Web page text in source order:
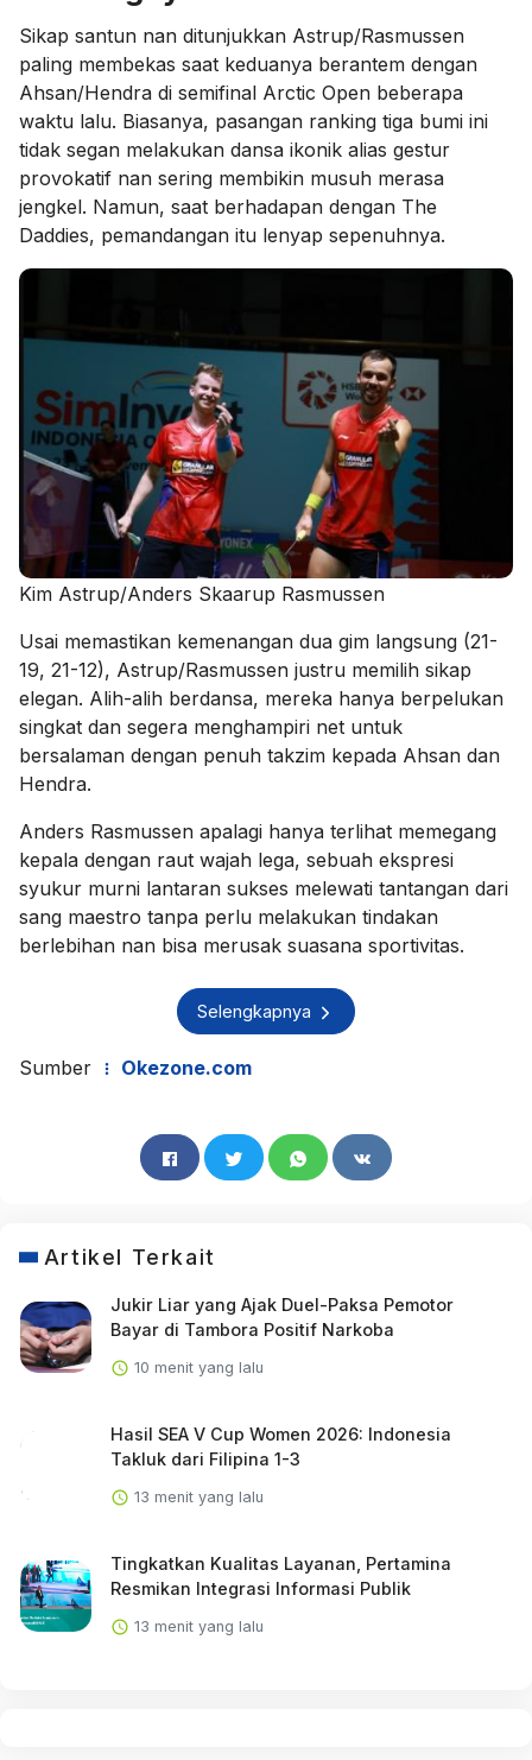
Sikap santun nan ditunjukkan Astrup/Rasmussen
paling membekas saat keduanya berantem dengan
Ahsan/Hendra di semifinal Arctic Open beberapa
waktu lalu. Biasanya, pasangan ranking tiga bumi ini
tidak segan melakukan dansa ikonik alias gestur
provokatif nan sering membikin musuh merasa
jengkel. Namun, saat berhadapan dengan The
Daddies, pemandangan itu lenyap sepenuhnya.
Kim Astrup/Anders Skaarup Rasmussen
Usai memastikan kemenangan dua gim langsung (21-
19, 21-12), Astrup/Rasmussen justru memilih sikap
elegan. Alih-alih berdansa, mereka hanya berpelukan
singkat dan segera menghampiri net untuk
bersalaman dengan penuh takzim kepada Ahsan dan
Hendra.
Anders Rasmussen apalagi hanya terlihat memegang
kepala dengan raut wajah lega, sebuah ekspresi
syukur murni lantaran sukses melewati tantangan dari
sang maestro tanpa perlu melakukan tindakan
berlebihan nan bisa merusak suasana sportivitas.
Selengkapnya
Sumber Okezone.com
Artikel Terkait
Jukir Liar yang Ajak Duel-Paksa Pemotor
Bayar di Tambora Positif Narkoba
10 menit yang lalu
Hasil SEA V Cup Women 2026: Indonesia
Takluk dari Filipina 1-3
13 menit yang lalu
Tingkatkan Kualitas Layanan, Pertamina
Resmikan Integrasi Informasi Publik
13 menit yang lalu